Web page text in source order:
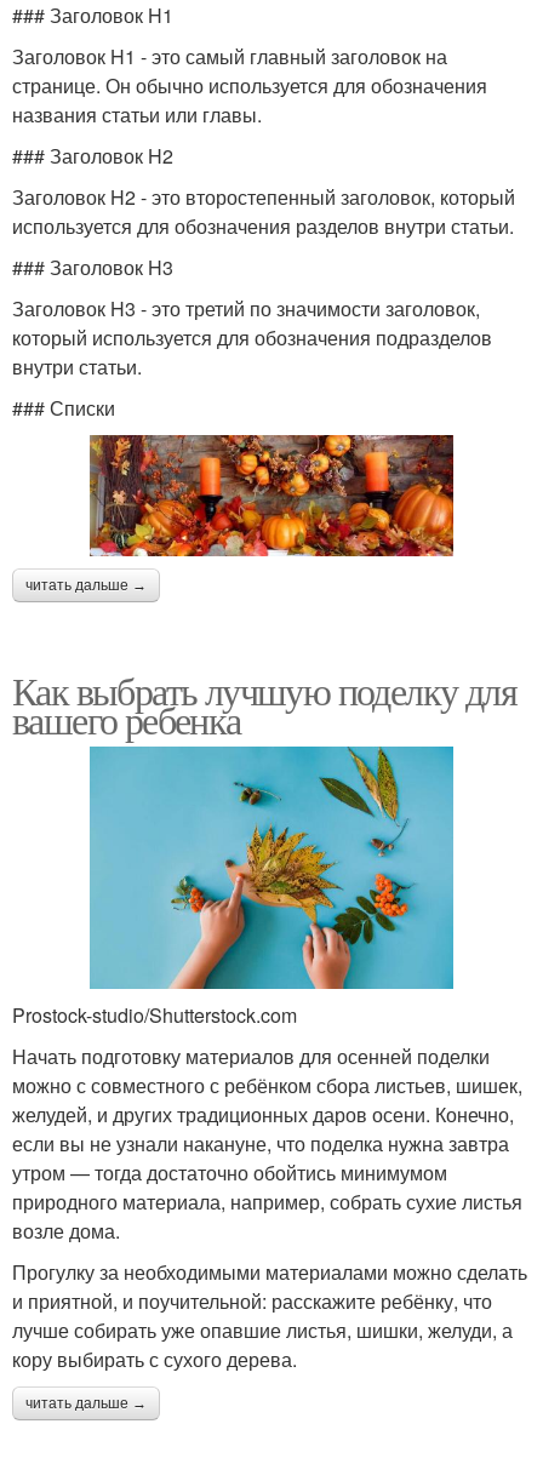
### Заголовок H1
Заголовок H1 - это самый главный заголовок на
странице. Он обычно используется для обозначения
названия статьи или главы.
### Заголовок H2
Заголовок H2 - это второстепенный заголовок, который
используется для обозначения разделов внутри статьи.
### Заголовок H3
Заголовок H3 - это третий по значимости заголовок,
который используется для обозначения подразделов
внутри статьи.
### Списки
читать дальше →
Как выбрать лучшую поделку для
вашего ребенка
Prostock-studio/Shutterstock.com
Начать подготовку материалов для осенней поделки
можно с совместного с ребёнком сбора листьев, шишек,
желудей, и других традиционных даров осени. Конечно,
если вы не узнали накануне, что поделка нужна завтра
утром — тогда достаточно обойтись минимумом
природного материала, например, собрать сухие листья
возле дома.
Прогулку за необходимыми материалами можно сделать
и приятной, и поучительной: расскажите ребёнку, что
лучше собирать уже опавшие листья, шишки, желуди, а
кору выбирать с сухого дерева.
читать дальше →